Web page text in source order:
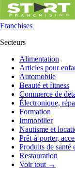
Franchises
Secteurs
Alimentation
Articles pour
Automobile
Beauté et fitness
Commerce de
Électronique,
Formation
Immobilier
Nautisme et
Prêt-à-porter,
Produits de santé
Restauration
Voir tout →